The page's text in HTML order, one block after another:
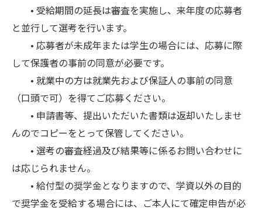
• 受給期間の延長は審査を実施し、来年度の応募者
と並行して選考を行います。
• 応募者が未成年または学生の場合には、応募に際
して保護者の事前の同意が必要です。
• 就業中の方は就業先および保証人の事前の同意
（口頭で可）を得てご応募ください。
• 申請書等、提出いただいた書類は返却いたしませ
んのでコピーをとって保管してください。
• 選考の審査経過及び結果等に係るお問い合わせに
は応じられません。
• 給付型の奨学金となりますので、学資以外の目的
で奨学金を受給する場合には、ご本人にて確定申告が必